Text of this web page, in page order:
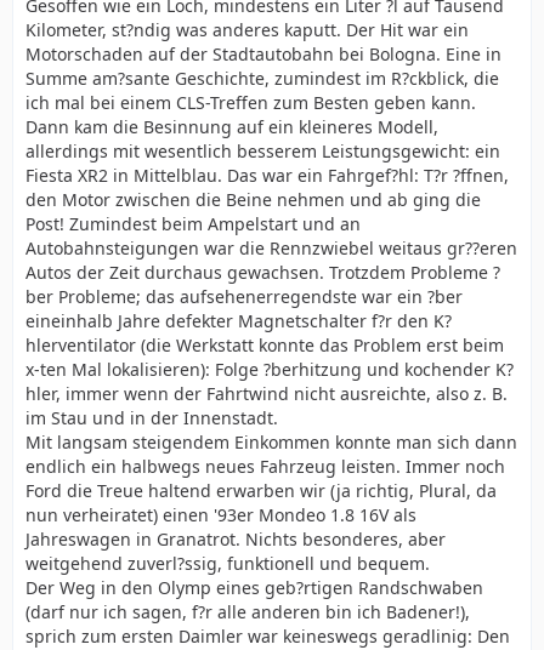
Gesoffen wie ein Loch, mindestens ein Liter ?l auf Tausend
Kilometer, st?ndig was anderes kaputt. Der Hit war ein
Motorschaden auf der Stadtautobahn bei Bologna. Eine in
Summe am?sante Geschichte, zumindest im R?ckblick, die
ich mal bei einem CLS-Treffen zum Besten geben kann.
Dann kam die Besinnung auf ein kleineres Modell,
allerdings mit wesentlich besserem Leistungsgewicht: ein
Fiesta XR2 in Mittelblau. Das war ein Fahrgef?hl: T?r ?ffnen,
den Motor zwischen die Beine nehmen und ab ging die
Post! Zumindest beim Ampelstart und an
Autobahnsteigungen war die Rennzwiebel weitaus gr??eren
Autos der Zeit durchaus gewachsen. Trotzdem Probleme ?
ber Probleme; das aufsehenerregendste war ein ?ber
eineinhalb Jahre defekter Magnetschalter f?r den K?
hlerventilator (die Werkstatt konnte das Problem erst beim
x-ten Mal lokalisieren): Folge ?berhitzung und kochender K?
hler, immer wenn der Fahrtwind nicht ausreichte, also z. B.
im Stau und in der Innenstadt.
Mit langsam steigendem Einkommen konnte man sich dann
endlich ein halbwegs neues Fahrzeug leisten. Immer noch
Ford die Treue haltend erwarben wir (ja richtig, Plural, da
nun verheiratet) einen '93er Mondeo 1.8 16V als
Jahreswagen in Granatrot. Nichts besonderes, aber
weitgehend zuverl?ssig, funktionell und bequem.
Der Weg in den Olymp eines geb?rtigen Randschwaben
(darf nur ich sagen, f?r alle anderen bin ich Badener!),
sprich zum ersten Daimler war keineswegs geradlinig: Den